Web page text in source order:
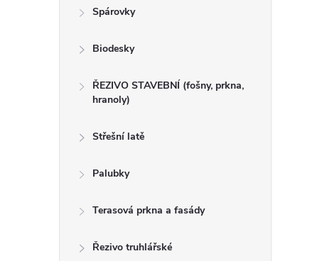
Spárovky
Biodesky
ŘEZIVO STAVEBNÍ (fošny, prkna,
hranoly)
Střešní latě
Palubky
Terasová prkna a fasády
Řezivo truhlářské